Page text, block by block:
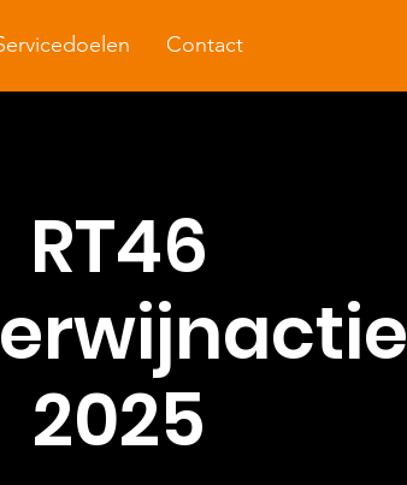
Contact
RT46
2025